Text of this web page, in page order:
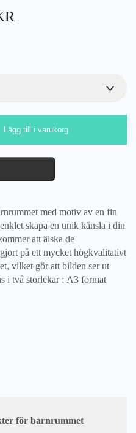
Lägg till i varukorg
med motiv av en fin
skapa en unik känsla i din
att älska de
på ett mycket högkvalitativt
vilket gör att bilden ser ut
i två storlekar : A3 format
för barnrummet